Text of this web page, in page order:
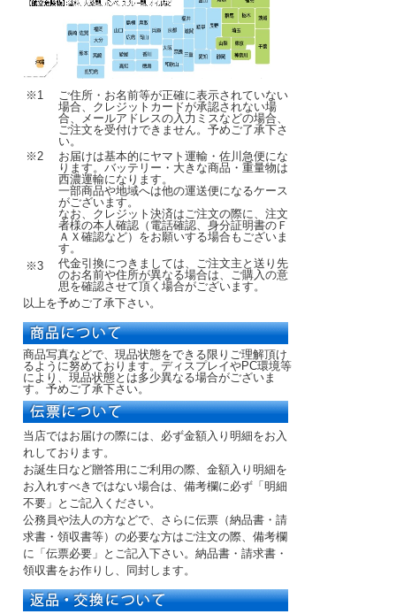
※1
ご住所・お名前等が正確に表示されていない
場合、クレジットカードが承認されない場
合、メールアドレスの入力ミスなどの場合、
ご注文を受付けできません。予めご了承下さ
い。
※2
お届けは基本的にヤマト運輸・佐川急便にな
ります。バッテリー・大きな商品・重量物は
西濃運輸になります。
一部商品や地域へは他の運送便になるケース
がございます。
なお、クレジット決済はご注文の際に、注文
者様の本人確認（電話確認、身分証明書のＦ
ＡＸ確認など）をお願いする場合もございま
す。
※3
代金引換につきましては、ご注文主と送り先
のお名前や住所が異なる場合は、ご購入の意
思を確認させて頂く場合がございます。
以上を予めご了承下さい。
商品写真などで、現品状態をできる限りご理解頂け
るように努めております。ディスプレイやPC環境等
により、現品状態とは多少異なる場合がございま
す。予めご了承下さい。
当店ではお届けの際には、必ず金額入り明細をお入
れしております。
お誕生日など贈答用にご利用の際、金額入り明細を
お入れすべきではない場合は、備考欄に必ず「明細
不要」とご記入ください。
公務員や法人の方などで、さらに伝票（納品書・請
求書・領収書等）の必要な方はご注文の際、備考欄
に「伝票必要」とご記入下さい。納品書・請求書・
領収書をお作りし、同封します。